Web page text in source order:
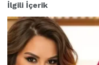
İlgili İçerik